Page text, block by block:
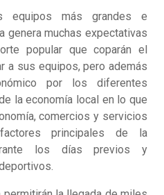
más grandes e
genera muchas expectativas
popular que coparán el
a sus equipos, pero además
por los diferentes
la economía local en lo que
comercios y servicios
principales de la
los días previos y